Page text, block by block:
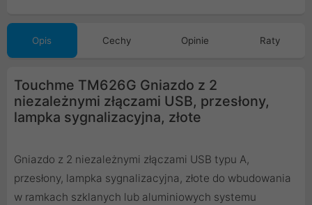
Opis Cechy Opinie Raty
Touchme TM626G Gniazdo z 2
niezależnymi złączami USB, przesłony,
lampka sygnalizacyjna, złote
Gniazdo z 2 niezależnymi złączami USB typu A,
przesłony, lampka sygnalizacyjna, złote do wbudowania
w ramkach szklanych lub aluminiowych systemu